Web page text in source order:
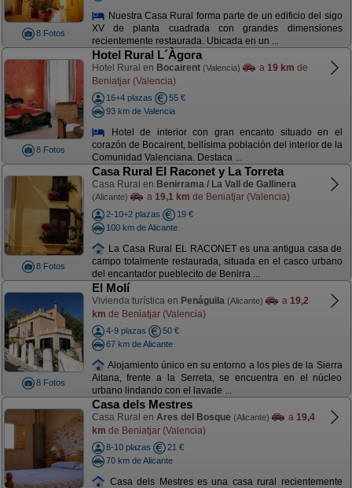
8 Fotos
Nuestra Casa Rural forma parte de un edificio del sigo
XV de planta cuadrada con grandes dimensiones
recientemente restaurada. Ubicada en un ...
8 Fotos
Hotel Rural L´Àgora
Hotel Rural en Bocairent (Valencia) a 19 km de
Beniatjar (Valencia)
16+4 plazas
55 €
93 km de Valencia
Hotel de interior con gran encanto situado en el
corazón de Bocairent, bellísima población del interior de la
Comunidad Valenciana. Destaca ...
8 Fotos
Casa Rural El Raconet y La Torreta
Casa Rural en Benirrama / La Vall de Gallinera
(Alicante) a 19,1 km de Beniatjar (Valencia)
2-10+2 plazas
19 €
100 km de Alicante
La Casa Rural EL RACONET es una antigua casa de
campo totalmente restaurada, situada en el casco urbano
del encantador pueblecito de Benirra ...
8 Fotos
El Molí
Vivienda turística en Penáguila (Alicante) a 19,2
km de Beniatjar (Valencia)
4-9 plazas
50 €
67 km de Alicante
Alojamiento único en su entorno a los pies de la Sierra
Aitana, frente a la Serreta, se encuentra en el núcleo
urbano lindando con el lavade ...
Casa dels Mestres
Casa Rural en Ares del Bosque (Alicante) a 19,4
km de Beniatjar (Valencia)
8-10 plazas
21 €
70 km de Alicante
Casa dels Mestres es una casa rural recientemente